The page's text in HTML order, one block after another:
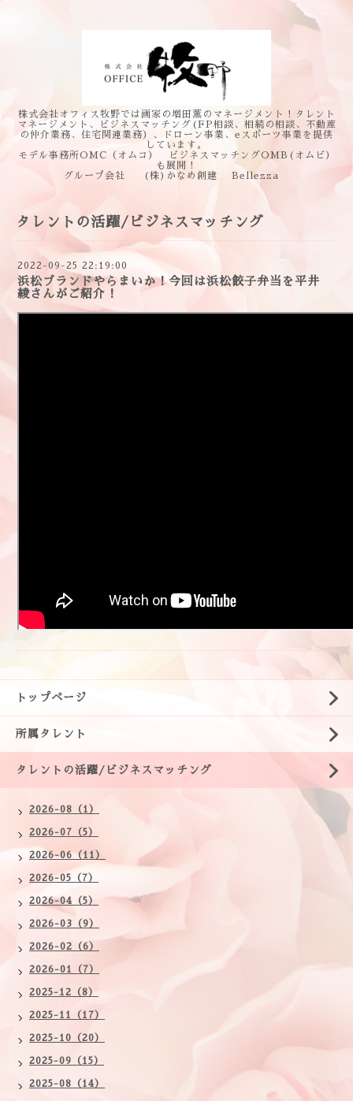
株式会社オフィス牧野では画家の増田薫のマネージメント！タレント
マネージメント、ビジネスマッチング(FP相談、相続の相談、不動産
の仲介業務、住宅関連業務）、ドローン事業、eスポーツ事業を提供
しています。
モデル事務所OMC（オムコ） ビジネスマッチングOMB(オムビ）
も展開！
グループ会社 (株)かなめ創建 Bellezza
タレントの活躍/ビジネスマッチング
2022-09-25 22:19:00
浜松ブランドやらまいか！今回は浜松餃子弁当を平井
綾さんがご紹介！
トップページ
所属タレント
タレントの活躍/ビジネスマッチング
2026-08（1）
2026-07（5）
2026-06（11）
2026-05（7）
2026-04（5）
2026-03（9）
2026-02（6）
2026-01（7）
2025-12（8）
2025-11（17）
2025-10（20）
2025-09（15）
2025-08（14）